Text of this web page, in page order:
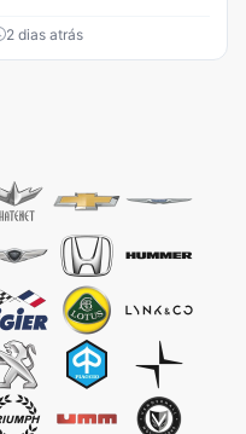
2 dias atrás